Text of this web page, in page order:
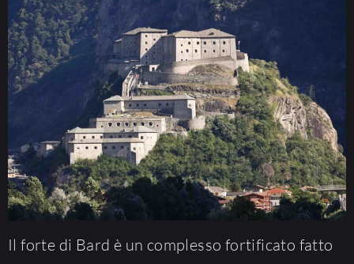
Il forte di Bard è un complesso fortificato fatto